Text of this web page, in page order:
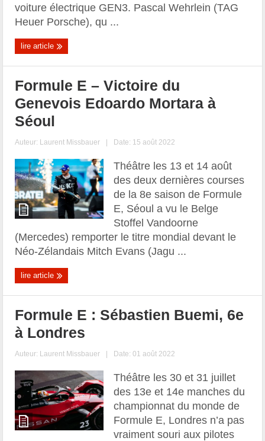
voiture électrique GEN3. Pascal Wehrlein (TAG
Heuer Porsche), qu ...
lire article
Formule E – Victoire du
Genevois Edoardo Mortara à
Séoul
Auteur: Laurent Missbauer | Date: 15 août 2022
Théâtre les 13 et 14 août
des deux dernières courses
de la 8e saison de Formule
E, Séoul a vu le Belge
Stoffel Vandoorne
(Mercedes) remporter le titre mondial devant le
Néo-Zélandais Mitch Evans (Jagu ...
lire article
Formule E : Sébastien Buemi, 6e
à Londres
Auteur: Laurent Missbauer | Date: 01 août 2022
Théâtre les 30 et 31 juillet
des 13e et 14e manches du
championnat du monde de
Formule E, Londres n’a pas
vraiment souri aux pilotes